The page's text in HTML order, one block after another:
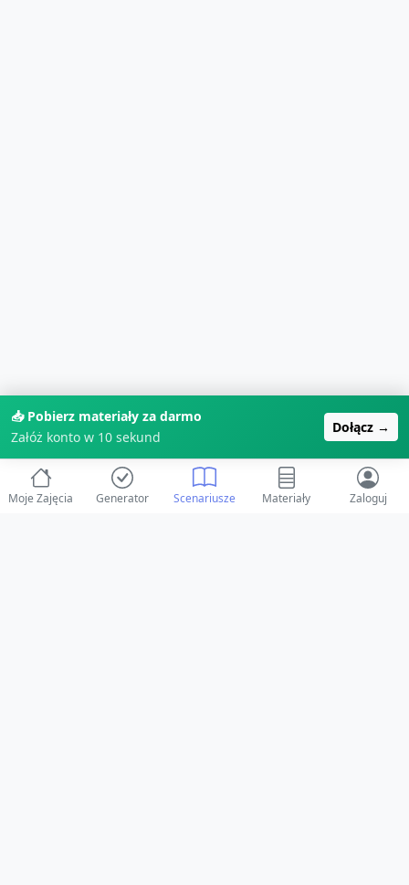
📥 Pobierz materiały za darmo
Załóż konto w 10 sekund
Dołącz →
Moje Zajęcia Generator Scenariusze Materiały Zaloguj